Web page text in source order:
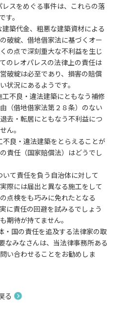
スをめぐる事件は、これらの落
す。
築代金、粗悪な建築資材による
破綻、借地借家法に基づくオー
の点で深刻重大な不利益を生じ
のレオパレスの法律上の責任は
破綻は必至であり、損害の賠償
状況にあるようです。
不良・違法建築にともなう補修
（借地借家法第２８条）のない
去・転居にともなう不利益につ
ん。
良・違法建築をとらえることが
責任（国家賠償法）はどうでし
て責任を負う自治体に対して
際には届出と異なる施工をして
点検をも巧みに免れたとなる
に責任の回避を試みるでしょう
期待が持てません。
・国の責任を追及する法律家の取
なみなさんは、当法律事務所ある
い合わせることをお勧めしま
る